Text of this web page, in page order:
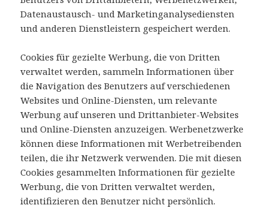
Datenaustausch- und Marketinganalysediensten
und anderen Dienstleistern gespeichert werden.
Cookies für gezielte Werbung, die von Dritten
verwaltet werden, sammeln Informationen über
die Navigation des Benutzers auf verschiedenen
Websites und Online-Diensten, um relevante
Werbung auf unseren und Drittanbieter-Websites
und Online-Diensten anzuzeigen. Werbenetzwerke
können diese Informationen mit Werbetreibenden
teilen, die ihr Netzwerk verwenden. Die mit diesen
Cookies gesammelten Informationen für gezielte
Werbung, die von Dritten verwaltet werden,
identifizieren den Benutzer nicht persönlich.